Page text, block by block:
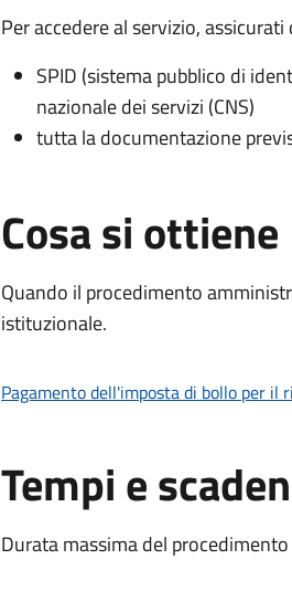
Per accedere al servizio, assicurati
SPID (sistema pubblico di
nazionale dei servizi (CNS)
tutta la documentazione
Cosa si ottiene
Quando il procedimento
istituzionale.
Pagamento dell'imposta di bollo per il
Tempi e
Durata massima del